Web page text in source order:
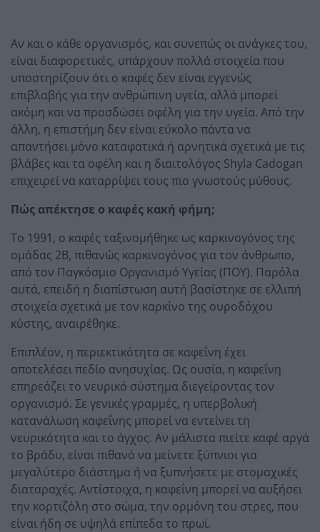
Αν και ο κάθε οργανισμός, και συνεπώς οι ανάγκες του,
είναι διαφορετικές, υπάρχουν πολλά στοιχεία που
υποστηρίζουν ότι ο καφές δεν είναι εγγενώς
επιβλαβής για την ανθρώπινη υγεία, αλλά μπορεί
ακόμη και να προσδώσει οφέλη για την υγεία. Από την
άλλη, η επιστήμη δεν είναι εύκολο πάντα να
απαντήσει μόνο καταφατικά ή αρνητικά σχετικά με τις
βλάβες και τα οφέλη και η διαιτολόγος Shyla Cadogan
επιχειρεί να καταρρίψει τους πιο γνωστούς μύθους.
Πώς απέκτησε ο καφές κακή φήμη;
Το 1991, ο καφές ταξινομήθηκε ως καρκινογόνος της
ομάδας 2Β, πιθανώς καρκινογόνος για τον άνθρωπο,
από τον Παγκόσμιο Οργανισμό Υγείας (ΠΟΥ). Παρόλα
αυτά, επειδή η διαπίστωση αυτή βασίστηκε σε ελλιπή
στοιχεία σχετικά με τον καρκίνο της ουροδόχου
κύστης, αναιρέθηκε.
Επιπλέον, η περιεκτικότητα σε καφεΐνη έχει
αποτελέσει πεδίο ανησυχίας. Ως ουσία, η καφεΐνη
επηρεάζει το νευρικό σύστημα διεγείροντας τον
οργανισμό. Σε γενικές γραμμές, η υπερβολική
κατανάλωση καφεΐνης μπορεί να εντείνει τη
νευρικότητα και το άγχος. Αν μάλιστα πιείτε καφέ αργά
το βράδυ, είναι πιθανό να μείνετε ξύπνιοι για
μεγαλύτερο διάστημα ή να ξυπνήσετε με στομαχικές
διαταραχές. Αντίστοιχα, η καφεΐνη μπορεί να αυξήσει
την κορτιζόλη στο σώμα, την ορμόνη του στρες, που
είναι ήδη σε υψηλά επίπεδα το πρωί.